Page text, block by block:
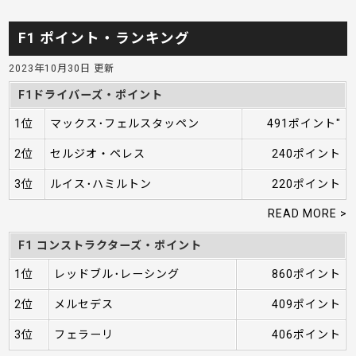
F1 ポイント・ランキング
2023年10月30日 更新
F1ドライバーズ・ポイント
1位 マックス･フェルスタッペン 491ポイント"
2位 セルジオ・ペレス 240ポイント
3位 ルイス･ハミルトン 220ポイント
READ MORE >
F1 コンストラクターズ・ポイント
1位 レッドブル･レーシング 860ポイント
2位 メルセデス 409ポイント
3位 フェラーリ 406ポイント